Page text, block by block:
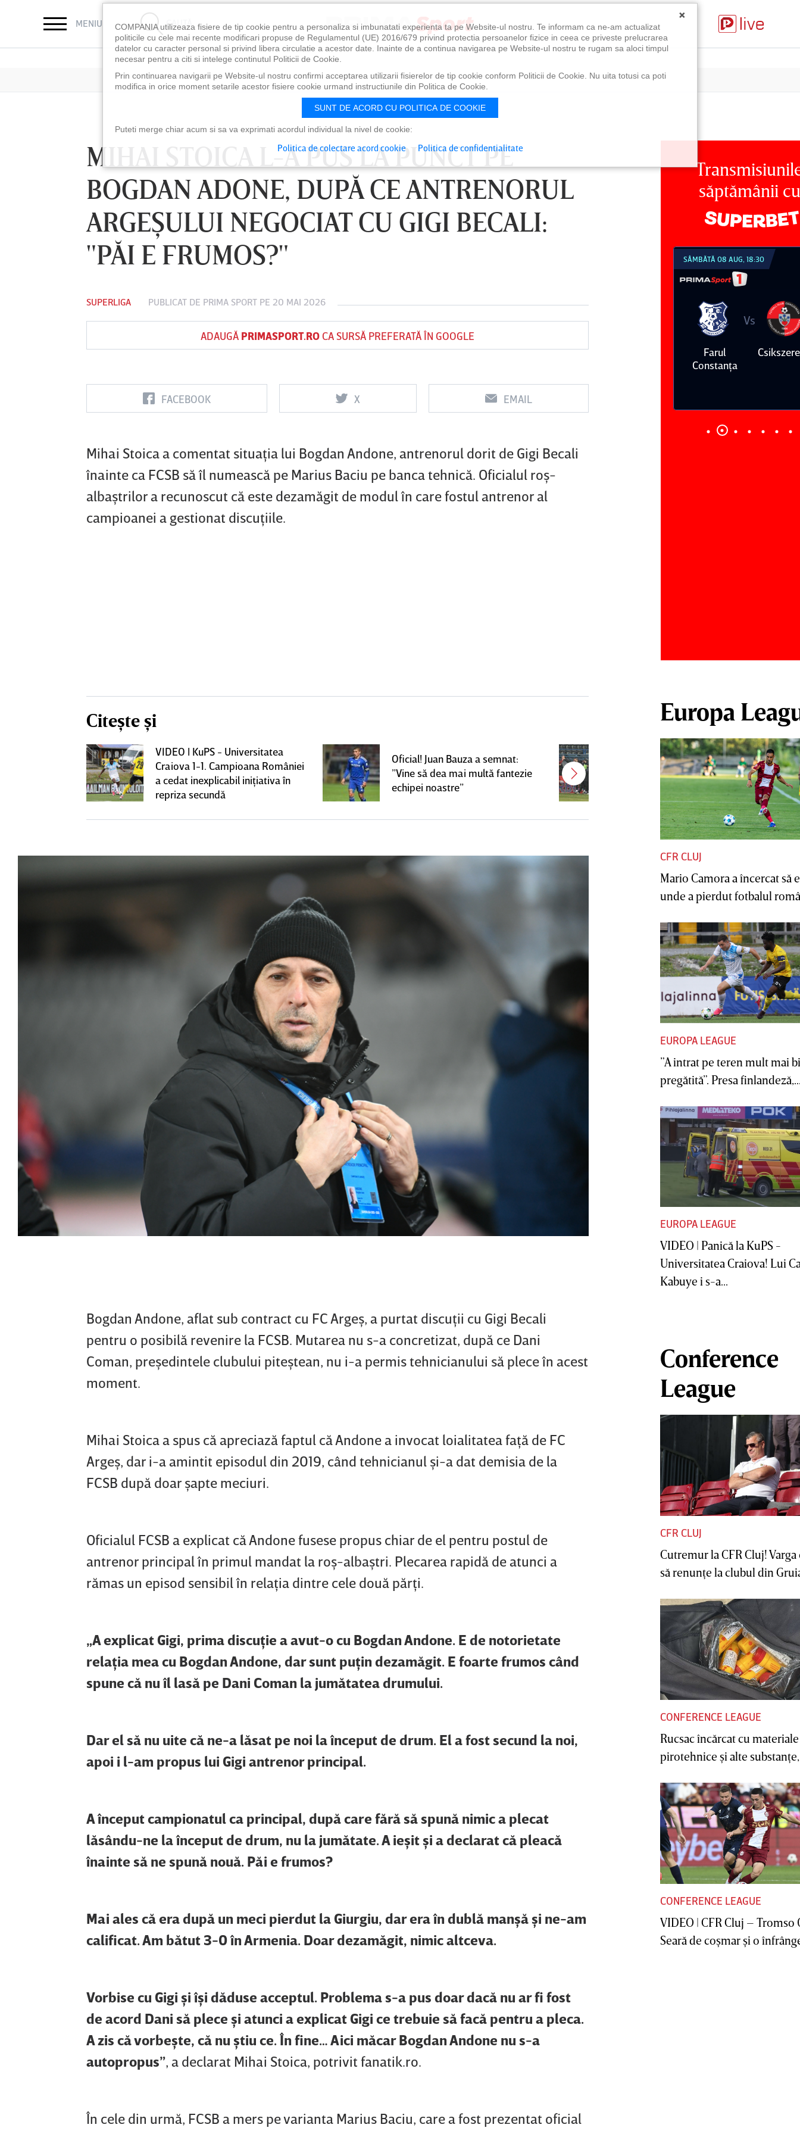
MENIU CAUTĂ
MIHAI STOICA L-A PUS LA PUNCT PE
BOGDAN ADONE, DUPĂ CE ANTRENORUL
ARGEŞULUI NEGOCIAT CU GIGI BECALI:
"PĂI E FRUMOS?"
SUPERLIGA PUBLICAT DE PRIMA SPORT PE 20 MAI 2026
ADAUGĂ PRIMASPORT.ROCA SURSĂ PREFERATĂ ÎN GOOGLE
FACEBOOK X EMAIL
Mihai Stoica a comentat situaţia lui Bogdan Andone, antrenorul dorit de Gigi Becali
înainte ca FCSB să îl numească pe Marius Baciu pe banca tehnică. Oficialul roş-
albaştrilor a recunoscut că este dezamăgit de modul în care fostul antrenor al
campioanei a gestionat discuţiile.
Citește și
VIDEO | KuPS - Universitatea
Craiova 1-1. Campioana României
a cedat inexplicabil iniţiativa în
repriza secundă
Oficial! Juan Bauza a semnat:
”Vine să dea mai multă fantezie
echipei noastre”
Jucătorul dorit de Pancu în
Giuleşti vrea să rupă contractul cu
CFR Cluj: ”A făcut notificare la
Bogdan Andone, aflat sub contract cu FC Argeş, a purtat discuţii cu Gigi Becali
pentru o posibilă revenire la FCSB. Mutarea nu s-a concretizat, după ce Dani
Coman, preşedintele clubului piteştean, nu i-a permis tehnicianului să plece în acest
moment.
Mihai Stoica a spus că apreciază faptul că Andone a invocat loialitatea faţă de FC
Argeş, dar i-a amintit episodul din 2019, când tehnicianul şi-a dat demisia de la
FCSB după doar şapte meciuri.
Oficialul FCSB a explicat că Andone fusese propus chiar de el pentru postul de
antrenor principal în primul mandat la roş-albaştri. Plecarea rapidă de atunci a
rămas un episod sensibil în relaţia dintre cele două părţi.
„A explicat Gigi, prima discuţie a avut-o cu Bogdan Andone. E de notorietate
relaţia mea cu Bogdan Andone, dar sunt puţin dezamăgit. E foarte frumos când
spune că nu îl lasă pe Dani Coman la jumătatea drumului.
Dar el să nu uite că ne-a lăsat pe noi la început de drum. El a fost secund la noi,
apoi i l-am propus lui Gigi antrenor principal.
A început campionatul ca principal, după care fără să spună nimic a plecat
lăsându-ne la început de drum, nu la jumătate. A ieşit şi a declarat că pleacă
înainte să ne spună nouă. Păi e frumos?
Mai ales că era după un meci pierdut la Giurgiu, dar era în dublă manşă şi ne-am
calificat. Am bătut 3-0 în Armenia. Doar dezamăgit, nimic altceva.
Vorbise cu Gigi şi îşi dăduse acceptul. Problema s-a pus doar dacă nu ar fi fost
de acord Dani să plece şi atunci a explicat Gigi ce trebuie să facă pentru a pleca.
A zis că vorbeşte, că nu ştiu ce. În fine… Aici măcar Bogdan Andone nu s-a
autopropus”, a declarat Mihai Stoica, potrivit fanatik.ro.
În cele din urmă, FCSB a mers pe varianta Marius Baciu, care a fost prezentat oficial
săptămânii cu
LUNI 10 AUG, 18:30
FC Botoşani
Vs
Corvinul
LUNI 10 AUG, 21:30
Sepsi OSK Sf
Vs
FCSB UTA Arad
Vs
Rapid
Farul
Vs
SÂMBĂTĂ 08 AUG, 21:30
Dinamo
Vs
FC
Europa
CFR CLUJ
Mario Camora a încercat să
unde a pierdut fotbalul
EUROPA LEAGUE
”A intrat pe teren mult mai
pregătită”. Presa
EUROPA LEAGUE
VIDEO | Panică la KuPS -
Universitatea Craiova! Lui
Kabuye i s-a...
Conference
League
CFR CLUJ
Cutremur la CFR Cluj! Varga
să renunţe la clubul din
CONFERENCE LEAGUE
Rucsac încărcat cu materiale
pirotehnice şi alte substanţe,
CONFERENCE LEAGUE
VIDEO | CFR Cluj – Tromso
Seară de coşmar şi o
×
COMPANIA utilizeaza fisiere de tip cookie pentru a personaliza si imbunatati experienta ta pe Website-ul nostru. Te informam ca ne-am actualizat
politicile cu cele mai recente modificari propuse de Regulamentul (UE) 2016/679 privind protectia persoanelor fizice in ceea ce priveste prelucrarea
datelor cu caracter personal si privind libera circulatie a acestor date. Inainte de a continua navigarea pe Website-ul nostru te rugam sa aloci timpul
necesar pentru a citi si intelege continutul Politicii de Cookie.
Prin continuarea navigarii pe Website-ul nostru confirmi acceptarea utilizarii fisierelor de tip cookie conform Politicii de Cookie. Nu uita totusi ca poti
modifica in orice moment setarile acestor fisiere cookie urmand instructiunile din Politica de Cookie.
SUNT DE ACORD CU POLITICA DE COOKIE
Puteti merge chiar acum si sa va exprimati acordul individual la nivel de cookie:
Politica de colectare acord cookie Politica de confidentialitate